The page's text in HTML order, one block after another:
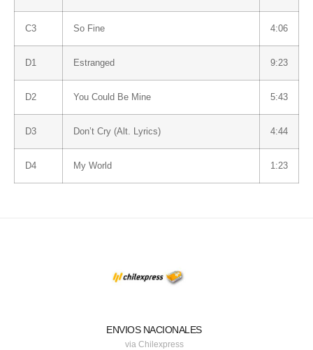
C3 So Fine 4:06
D1 Estranged 9:23
D2 You Could Be Mine 5:43
D3 Don’t Cry (Alt. Lyrics) 4:44
D4 My World 1:23
ENVIOS NACIONALES
via Chilexpress